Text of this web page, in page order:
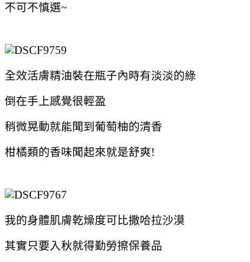
不可不慎選~
全效活膚精油裝在瓶子內時有淡淡的綠
倒在手上感覺很輕盈
稍微晃動就能聞到葡萄柚的清香
柑橘類的香味聞起來就是舒爽!
我的身體肌膚乾燥度可比撒哈拉沙漠
其實只要入秋就得勤勞擦保養品